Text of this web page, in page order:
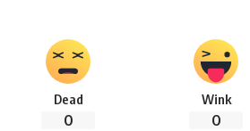
Dead
0
Wink
0